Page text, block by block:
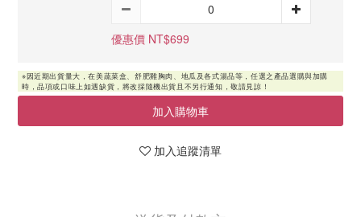
優惠價 NT$699
加入購物車
加入追蹤清單